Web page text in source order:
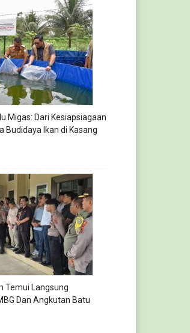
Migas: Dari Kesiapsiagaan
Budidaya Ikan di Kasang
Temui Langsung
Dan Angkutan Batu